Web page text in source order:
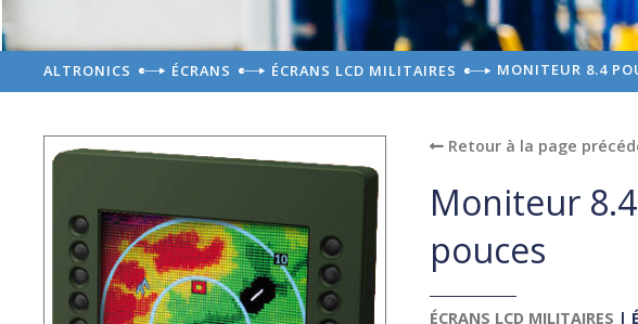
ALTRONICS ÉCRANS ÉCRANS LCD MILITAIRES MONITEUR 8.4
Retour à la page
Moniteur
pouces
ÉCRANS LCD MILITAIRES |